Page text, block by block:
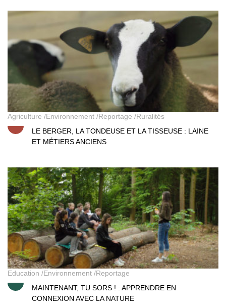
Le berger, la tondeuse et la tisseuse
Agriculture Environnement Reportage Ruralités
LE BERGER, LA TONDEUSE ET LA TISSEUSE : LAINE
ET MÉTIERS ANCIENS
Maintenant, tu sors!
Education Environnement Reportage
MAINTENANT, TU SORS ! : APPRENDRE EN
CONNEXION AVEC LA NATURE